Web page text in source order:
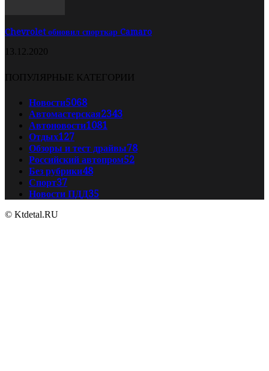
Chevrolet обновил спорткар Camaro
13.12.2020
ПОПУЛЯРНЫЕ КАТЕГОРИИ
Новости5068
Автомастерская2343
Автоновости1081
Отдых127
Обзоры и тест драйвы78
Российский автопром52
Без рубрики48
Спорт37
Новости ПДД35
© Ktdetal.RU